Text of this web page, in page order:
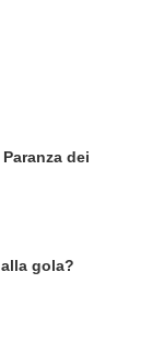
dei
gola?